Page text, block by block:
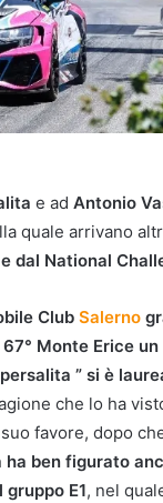
e ad Antonio
quale arrivano
dal National
Club Salerno
Monte Erice
” si è
che lo ha
favore, dopo
ha ben figurato
E1, nel